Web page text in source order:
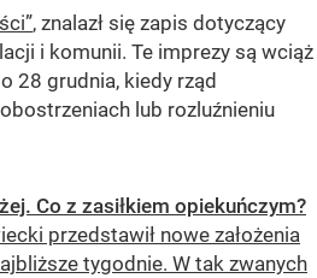
, znalazł się zapis dotyczący
i komunii. Te imprezy są wciąż
28 grudnia, kiedy rząd
lub rozluźnieniu
Co z zasiłkiem opiekuńczym?
przedstawił nowe założenia
tygodnie. W tak zwanych